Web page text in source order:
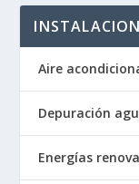
Aire
Depuración
Energías